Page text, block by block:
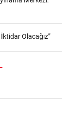
Olacağız”